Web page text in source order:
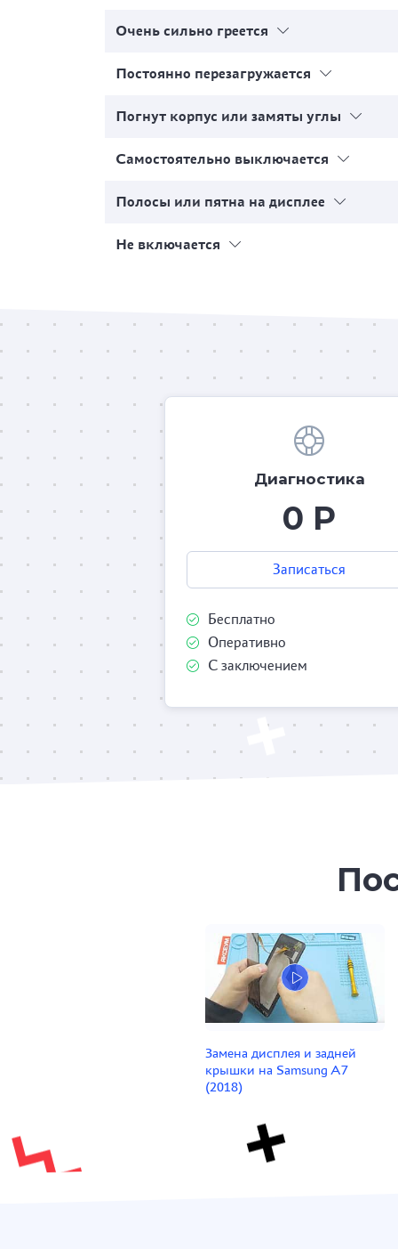
Очень сильно греется
Постоянно перезагружается
Погнут корпус или замяты углы
Самостоятельно выключается
Полосы или пятна на дисплее
Не включается
Диагностика
0 Р
Записаться
Бесплатно
Оперативно
С заключением
Замена дисплея и задней
крышки на Samsung A7
(2018)